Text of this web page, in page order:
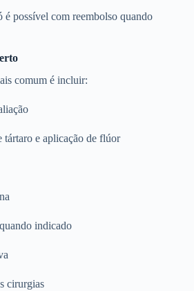
é possível com reembolso quando
comum é incluir:
tártaro e aplicação de flúor
indicado
cirurgias